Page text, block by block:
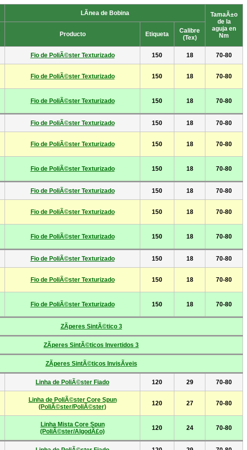
LÃ­nea de Bobina
TamaÃ±o
de la
aguja en
Nm
Producto Etiqueta
Calibre
(Tex)
Fio de PoliÃ©ster Texturizado 150 18 70-80
Fio de PoliÃ©ster Texturizado 150 18 70-80
Fio de PoliÃ©ster Texturizado 150 18 70-80
Fio de PoliÃ©ster Texturizado 150 18 70-80
Fio de PoliÃ©ster Texturizado 150 18 70-80
Fio de PoliÃ©ster Texturizado 150 18 70-80
Fio de PoliÃ©ster Texturizado 150 18 70-80
Fio de PoliÃ©ster Texturizado 150 18 70-80
Fio de PoliÃ©ster Texturizado 150 18 70-80
Fio de PoliÃ©ster Texturizado 150 18 70-80
Fio de PoliÃ©ster Texturizado 150 18 70-80
Fio de PoliÃ©ster Texturizado 150 18 70-80
ZÃ­peres SintÃ©tico 3
ZÃ­peres SintÃ©ticos Invertidos 3
ZÃ­peres SintÃ©ticos InvisÃ­veis
Linha de PoliÃ©ster Fiado 120 29 70-80
Linha de PoliÃ©ster Core Spun
(PoliÃ©ster/PoliÃ©ster)
120 27 70-80
Linha Mista Core Spun
(PoliÃ©ster/AlgodÃ£o)
120 24 70-80